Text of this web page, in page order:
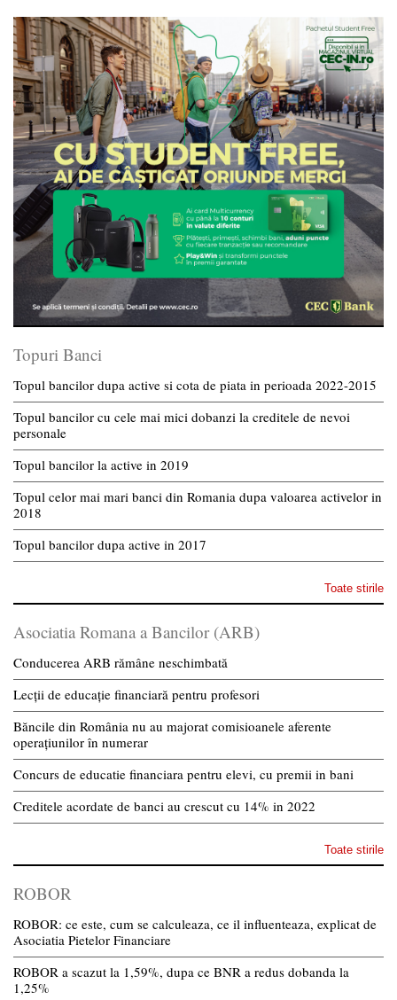
Topuri Banci
Topul bancilor dupa active si cota de piata in perioada 2022-2015
Topul bancilor cu cele mai mici dobanzi la creditele de nevoi
personale
Topul bancilor la active in 2019
Topul celor mai mari banci din Romania dupa valoarea activelor in
2018
Topul bancilor dupa active in 2017
Toate stirile
Asociatia Romana a Bancilor (ARB)
Conducerea ARB rămâne neschimbată
Lecții de educație financiară pentru profesori
Băncile din România nu au majorat comisioanele aferente
operațiunilor în numerar
Concurs de educatie financiara pentru elevi, cu premii in bani
Creditele acordate de banci au crescut cu 14% in 2022
Toate stirile
ROBOR
ROBOR: ce este, cum se calculeaza, ce il influenteaza, explicat de
Asociatia Pietelor Financiare
ROBOR a scazut la 1,59%, dupa ce BNR a redus dobanda la
1,25%